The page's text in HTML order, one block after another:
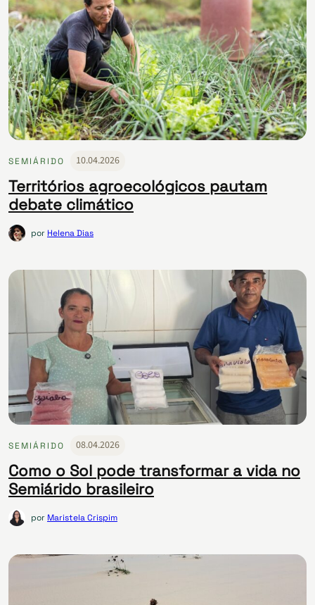
SEMIÁRIDO 10.04.2026
​​Territórios agroecológicos pautam
debate climático
por Helena Dias
SEMIÁRIDO 08.04.2026
Como o Sol pode transformar a vida no
Semiárido brasileiro
por Maristela Crispim